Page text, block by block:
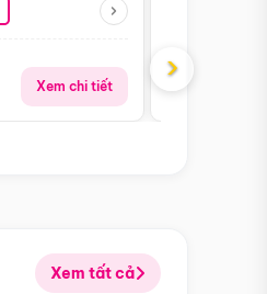
Xem chi tiết
Giá từ:
›
Xem tất cả